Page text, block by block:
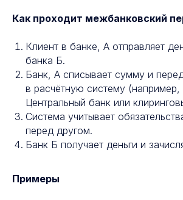
Как проходит межбанковский
Клиент в банке, А отправляет
банка Б.
Банк, А списывает сумму и
в расчётную систему (например,
Центральный банк или
Система учитывает
перед другом.
Банк Б получает деньги и
Примеры